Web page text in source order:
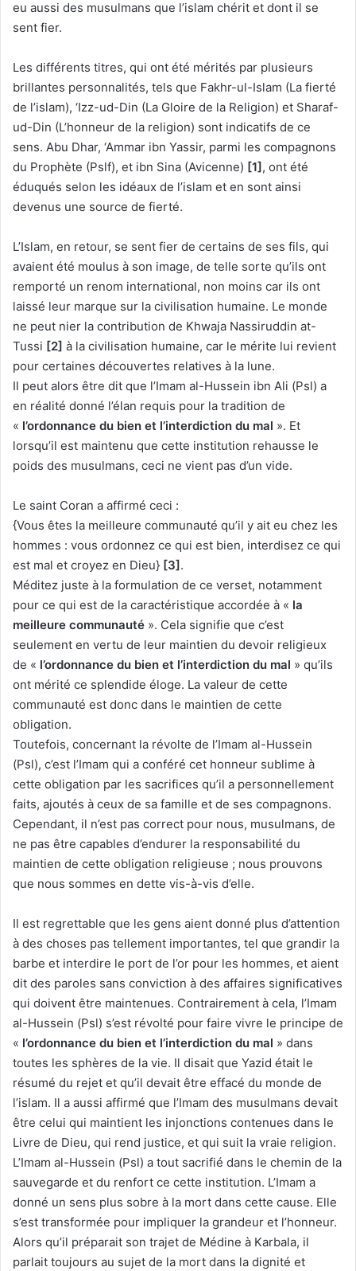
eu aussi des musulmans que l’islam chérit et dont il se
sent fier.
Les différents titres, qui ont été mérités par plusieurs
brillantes personnalités, tels que Fakhr-ul-Islam (La fierté
de l’islam), ‘Izz-ud-Din (La Gloire de la Religion) et Sharaf-
ud-Din (L’honneur de la religion) sont indicatifs de ce
sens. Abu Dhar, ‘Ammar ibn Yassir, parmi les compagnons
du Prophète (Pslf), et ibn Sina (Avicenne) [1] , ont été
éduqués selon les idéaux de l’islam et en sont ainsi
devenus une source de fierté.
L’Islam, en retour, se sent fier de certains de ses fils, qui
avaient été moulus à son image, de telle sorte qu’ils ont
remporté un renom international, non moins car ils ont
laissé leur marque sur la civilisation humaine. Le monde
ne peut nier la contribution de Khwaja Nassiruddin at-
Tussi [2] à la civilisation humaine, car le mérite lui revient
pour certaines découvertes relatives à la lune.
Il peut alors être dit que l’Imam al-Hussein ibn Ali (Psl) a
en réalité donné l’élan requis pour la tradition de
« l’ordonnance du bien et l’interdiction du mal ». Et
lorsqu’il est maintenu que cette institution rehausse le
poids des musulmans, ceci ne vient pas d’un vide.
Le saint Coran a affirmé ceci :
{Vous êtes la meilleure communauté qu’il y ait eu chez les
hommes : vous ordonnez ce qui est bien, interdisez ce qui
est mal et croyez en Dieu} [3] .
Méditez juste à la formulation de ce verset, notamment
pour ce qui est de la caractéristique accordée à « la
meilleure communauté ». Cela signifie que c’est
seulement en vertu de leur maintien du devoir religieux
de « l’ordonnance du bien et l’interdiction du mal » qu’ils
ont mérité ce splendide éloge. La valeur de cette
communauté est donc dans le maintien de cette
obligation.
Toutefois, concernant la révolte de l’Imam al-Hussein
(Psl), c’est l’Imam qui a conféré cet honneur sublime à
cette obligation par les sacrifices qu’il a personnellement
faits, ajoutés à ceux de sa famille et de ses compagnons.
Cependant, il n’est pas correct pour nous, musulmans, de
ne pas être capables d’endurer la responsabilité du
maintien de cette obligation religieuse ; nous prouvons
que nous sommes en dette vis-à-vis d’elle.
Il est regrettable que les gens aient donné plus d’attention
à des choses pas tellement importantes, tel que grandir la
barbe et interdire le port de l’or pour les hommes, et aient
dit des paroles sans conviction à des affaires significatives
qui doivent être maintenues. Contrairement à cela, l’Imam
al-Hussein (Psl) s’est révolté pour faire vivre le principe de
« l’ordonnance du bien et l’interdiction du mal » dans
toutes les sphères de la vie. Il disait que Yazid était le
résumé du rejet et qu’il devait être effacé du monde de
l’islam. Il a aussi affirmé que l’Imam des musulmans devait
être celui qui maintient les injonctions contenues dans le
Livre de Dieu, qui rend justice, et qui suit la vraie religion.
L’Imam al-Hussein (Psl) a tout sacrifié dans le chemin de la
sauvegarde et du renfort ce cette institution. L’Imam a
donné un sens plus sobre à la mort dans cette cause. Elle
s’est transformée pour impliquer la grandeur et l’honneur.
Alors qu’il préparait son trajet de Médine à Karbala, il
parlait toujours au sujet de la mort dans la dignité et